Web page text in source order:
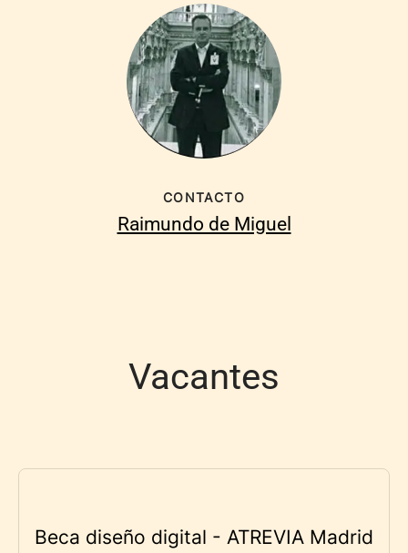
CONTACTO
Raimundo de Miguel
Vacantes
Beca diseño digital - ATREVIA Madrid